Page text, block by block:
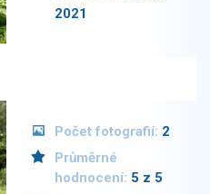
2021
Počet fotografií: 2
Průměrné
hodnocení: 5 z 5